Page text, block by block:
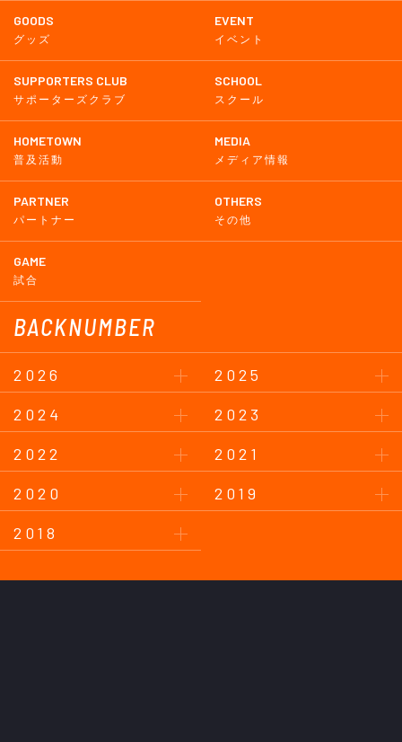
GOODS
グッズ
EVENT
イベント
SUPPORTERS CLUB
サポーターズクラブ
SCHOOL
スクール
HOMETOWN
普及活動
MEDIA
メディア情報
PARTNER
パートナー
OTHERS
その他
GAME
試合
BACKNUMBER
2026
2025
2024
2023
2022
2021
2020
2019
2018